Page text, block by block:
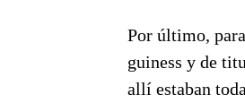
Por último,
guiness y de
allí estaban